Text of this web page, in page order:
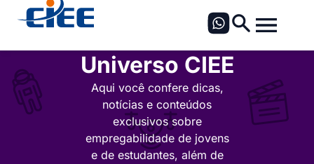
Universo CIEE
Aqui você confere dicas,
notícias e conteúdos
exclusivos sobre
empregabilidade de jovens
e de estudantes, além de